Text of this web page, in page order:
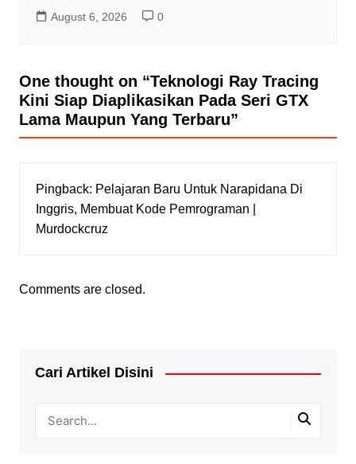
August 6, 2026 0
One thought on “Teknologi Ray Tracing
Kini Siap Diaplikasikan Pada Seri GTX
Lama Maupun Yang Terbaru”
Pingback: Pelajaran Baru Untuk Narapidana Di
Inggris, Membuat Kode Pemrograman |
Murdockcruz
Comments are closed.
Cari Artikel Disini